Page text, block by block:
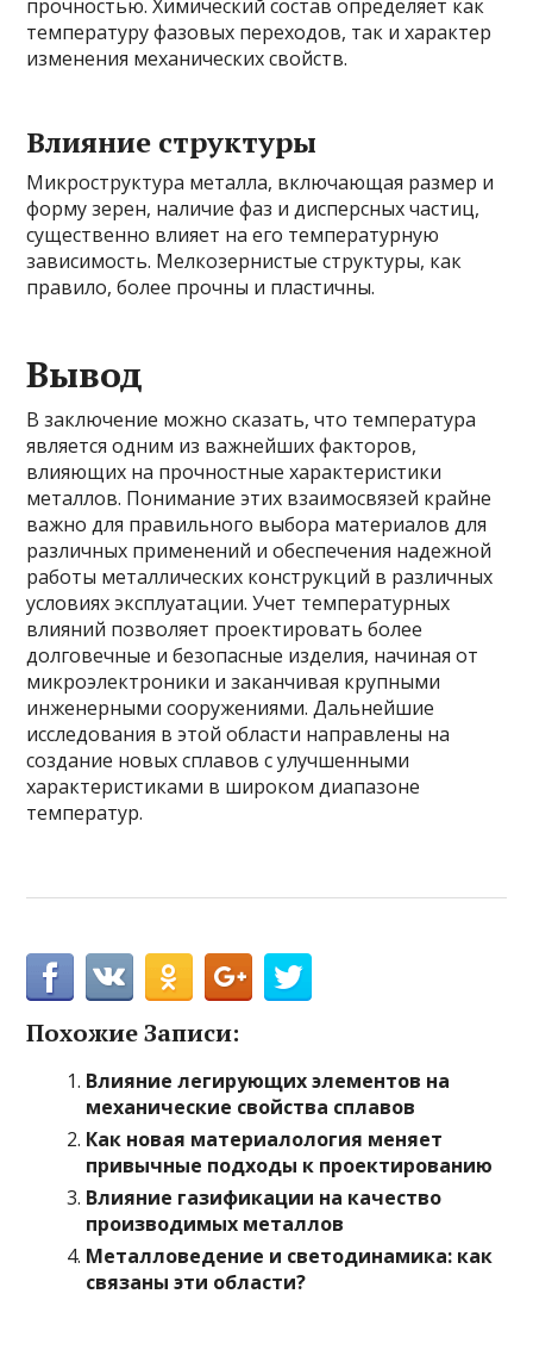
прочностью. Химический состав определяет как
температуру фазовых переходов, так и характер
изменения механических свойств.
Влияние структуры
Микроструктура металла, включающая размер и
форму зерен, наличие фаз и дисперсных частиц,
существенно влияет на его температурную
зависимость. Мелкозернистые структуры, как
правило, более прочны и пластичны.
Вывод
В заключение можно сказать, что температура
является одним из важнейших факторов,
влияющих на прочностные характеристики
металлов. Понимание этих взаимосвязей крайне
важно для правильного выбора материалов для
различных применений и обеспечения надежной
работы металлических конструкций в различных
условиях эксплуатации. Учет температурных
влияний позволяет проектировать более
долговечные и безопасные изделия, начиная от
микроэлектроники и заканчивая крупными
инженерными сооружениями. Дальнейшие
исследования в этой области направлены на
создание новых сплавов с улучшенными
характеристиками в широком диапазоне
температур.
Похожие Записи:
Влияние легирующих элементов на
механические свойства сплавов
Как новая материалология меняет
привычные подходы к проектированию
Влияние газификации на качество
производимых металлов
Металловедение и светодинамика: как
связаны эти области?